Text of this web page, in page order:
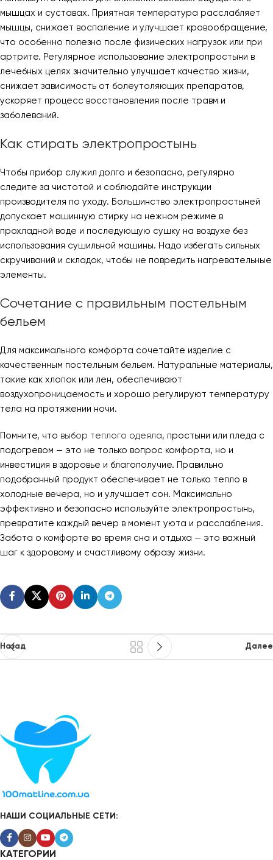
мышцах и суставах. Приятная температура расслабляет
мышцы, снижает воспаление и улучшает кровообращение,
что особенно полезно после физических нагрузок или при
артрите. Регулярное использование электропростыни в
лечебных целях значительно улучшает качество жизни,
снижает зависимость от болеутоляющих препаратов,
ускоряет процесс восстановления после травм и
заболеваний.
Как стирать электропростынь
Чтобы прибор служил долго и безопасно, регулярно
следите за чистотой и соблюдайте инструкции
производителя по уходу. Большинство электропростыней
допускает машинную стирку на нежном режиме в
прохладной воде и последующую сушку на воздухе без
использования сушильной машины. Надо избегать сильных
скручиваний и складок, чтобы не повредить нагревательные
элементы.
Сочетание с правильным постельным
бельем
Для максимального комфорта сочетайте изделие с
качественным постельным бельем. Натуральные материалы,
такие как хлопок или лен, обеспечивают
воздухопроницаемость и хорошо регулируют температуру
тела на протяжении ночи.
Помните, что выбор теплого одеяла, простыни или пледа с
подогревом — это не только вопрос комфорта, но и
инвестиция в здоровье и благополучие. Правильно
подобранный продукт обеспечивает не только тепло в
холодные вечера, но и улучшает сон. Максимально
эффективно и безопасно используйте электропростынь,
превратите каждый вечер в момент уюта и расслабления.
Забота о комфорте во время сна и отдыха — это важный
шаг к здоровому и счастливому образу жизни.
Назад Далее
НАШИ СОЦИАЛЬНЫЕ СЕТИ:
КАТЕГОРИИ